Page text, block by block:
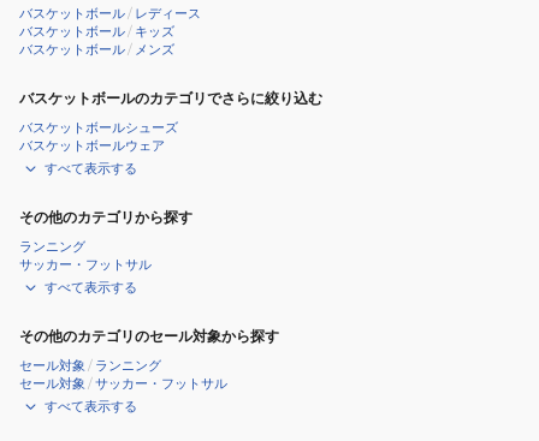
バスケットボール/ レディース
バスケットボール/ キッズ
バスケットボール/ メンズ
バスケットボールのカテゴリでさらに絞り込む
バスケットボールシューズ
バスケットボールウェア
すべて表示する
その他のカテゴリから探す
ランニング
サッカー・フットサル
すべて表示する
その他のカテゴリのセール対象から探す
セール対象 / ランニング
セール対象 /サッカー・フットサル
すべて表示する